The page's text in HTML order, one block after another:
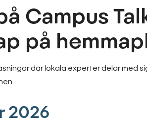
Campus
på
där lokala experter delar med
2026